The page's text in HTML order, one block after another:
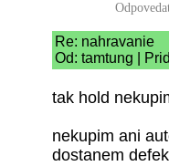
Re: nahravanie
Od: tamtung |
tak hold
nekupim ani
dostanem